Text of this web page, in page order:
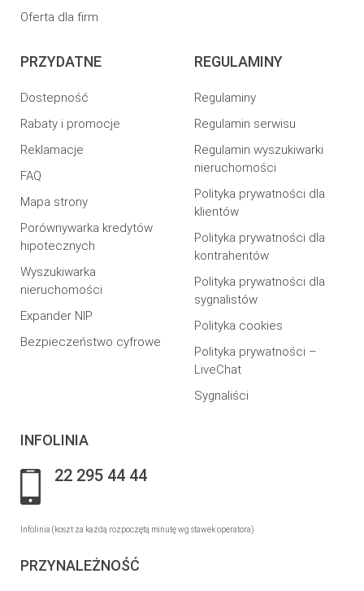
Oferta dla firm
PRZYDATNE
Dostepność
Rabaty i promocje
Reklamacje
FAQ
Mapa strony
Porównywarka kredytów
hipotecznych
Wyszukiwarka
nieruchomości
Expander NIP
Bezpieczeństwo cyfrowe
REGULAMINY
Regulaminy
Regulamin serwisu
Regulamin wyszukiwarki
nieruchomości
Polityka prywatności dla
klientów
Polityka prywatności dla
kontrahentów
Polityka prywatności dla
sygnalistów
Polityka cookies
Polityka prywatności –
LiveChat
Sygnaliści
INFOLINIA
22 295 44 44
Infolinia (koszt za każdą rozpoczętą minutę wg stawek operatora)
PRZYNALEŻNOŚĆ